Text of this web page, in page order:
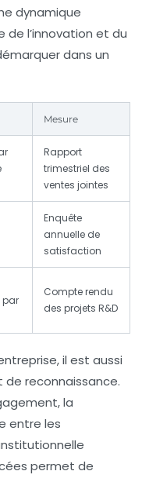
dynamique
l’innovation et du
dans un
Mesure
Rapport
trimestriel des
ventes jointes
Enquête
annuelle de
satisfaction
par
Compte rendu
des projets R&D
il est aussi
de reconnaissance.
la
entre les
permet de